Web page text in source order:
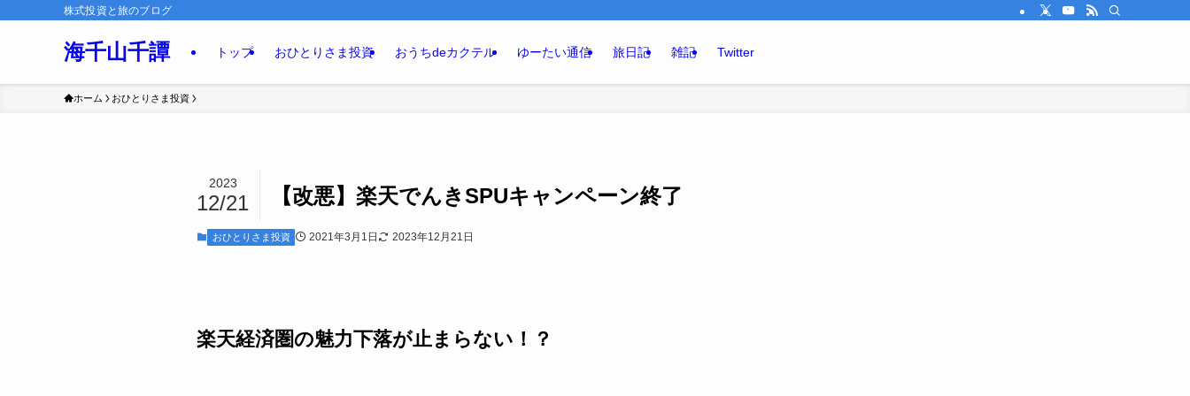
株式投資と旅のブログ
海千山千譚 トップ おひとりさま投資 おうちdeカクテル ゆーたい通信 旅日記 雑記 Twitter
ホーム おひとりさま投資
【改悪】楽天でんきSPUキャンペーン終了
2023
12/21
おひとりさま投資 2021年3月1日 2023年12月21日
楽天経済圏の魅力下落が止まらない！？